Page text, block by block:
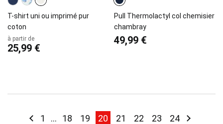
T-shirt uni ou imprimé pur
coton
à partir de
25,99 €
Pull Thermolactyl col chemisier
chambray
49,99 €
PagePage
Précédent
Page
1 ... Page
18 Page
19 You're currently reading page
20 Page
21 Page
22 Page
23 Page
24 Page
Suivant